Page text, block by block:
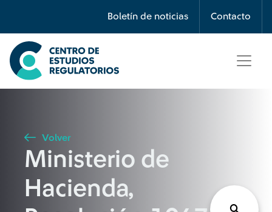
Boletín de noticias Contacto
Búsqueda
Seleccione país
Buscar
Volver
Ministerio de
Hacienda,